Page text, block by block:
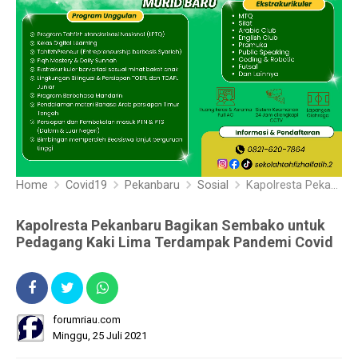
Home Covid19 Pekanbaru Sosial Kapolresta Pekanbaru Bagikan Sembako untuk Pedagang Kaki Lima Terdampak Pandemi Covid
Kapolresta Pekanbaru Bagikan Sembako untuk
Pedagang Kaki Lima Terdampak Pandemi Covid
forumriau.com
Minggu, 25 Juli 2021